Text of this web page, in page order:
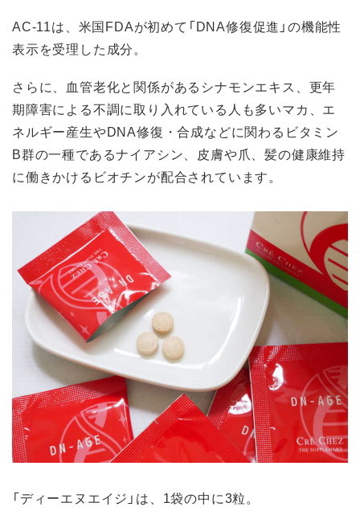
AC-11は、米国FDAが初めて「DNA修復促進」の機能性
表示を受理した成分。
さらに、血管老化と関係があるシナモンエキス、更年
期障害による不調に取り入れている人も多いマカ、エ
ネルギー産生やDNA修復・合成などに関わるビタミン
B群の一種であるナイアシン、皮膚や爪、髪の健康維持
に働きかけるビオチンが配合されています。
「ディーエヌエイジ」は、1袋の中に3粒。